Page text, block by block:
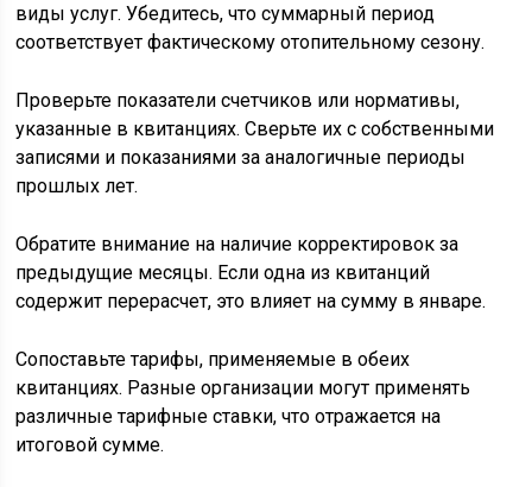
виды услуг. Убедитесь, что суммарный период
соответствует фактическому отопительному сезону.
Проверьте показатели счетчиков или нормативы,
указанные в квитанциях. Сверьте их с собственными
записями и показаниями за аналогичные периоды
прошлых лет.
Обратите внимание на наличие корректировок за
предыдущие месяцы. Если одна из квитанций
содержит перерасчет, это влияет на сумму в январе.
Сопоставьте тарифы, применяемые в обеих
квитанциях. Разные организации могут применять
различные тарифные ставки, что отражается на
итоговой сумме.